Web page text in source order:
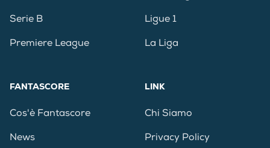
Serie B
Premiere League
Ligue 1
La Liga
FANTASCORE
Cos'è Fantascore
News
LINK
Chi Siamo
Privacy Policy